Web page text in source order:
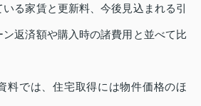
る家賃と更新料、今後見込まれる引
返済額や購入時の諸費用と並べて比
料では、住宅取得には物件価格のほ